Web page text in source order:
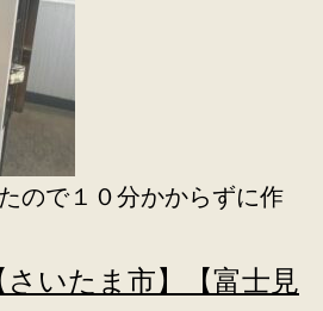
ので１０分かからずに作
さいたま市】【富士見